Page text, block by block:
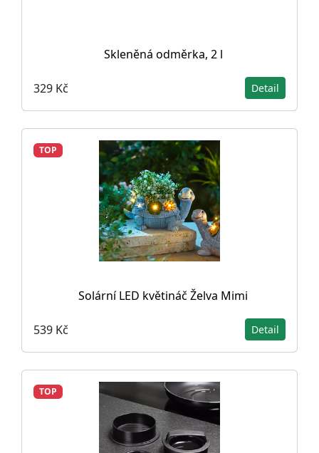
Skleněná odměrka, 2 l
329 Kč Detail
TOP
Solární LED květináč Želva Mimi
539 Kč Detail
TOP